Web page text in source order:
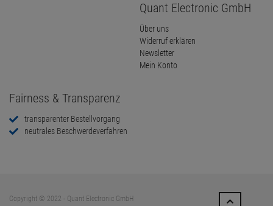
Quant Electronic GmbH
Über uns
Widerruf erklären
Newsletter
Mein Konto
Fairness & Transparenz
transparenter Bestellvorgang
neutrales Beschwerdeverfahren
Copyright © 2022 - Quant Electronic GmbH